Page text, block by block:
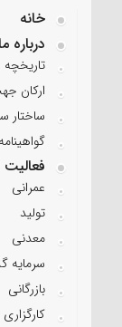
خانه
درباره
تاریخچه
ارکان
ساختار
عمرانی
تولید
معدنی
سرمایه
بازرگانی